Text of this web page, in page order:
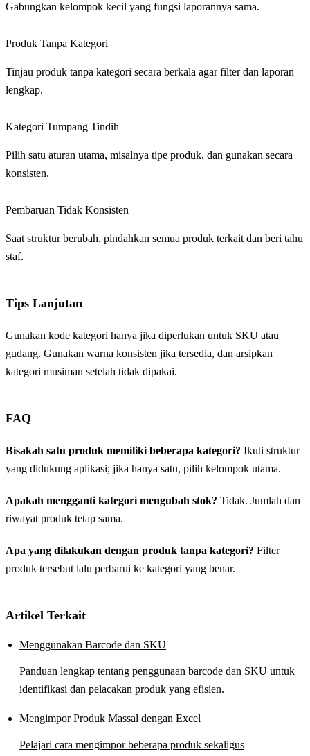
Gabungkan kelompok kecil yang fungsi laporannya sama.
Produk Tanpa Kategori
Tinjau produk tanpa kategori secara berkala agar filter dan laporan
lengkap.
Kategori Tumpang Tindih
Pilih satu aturan utama, misalnya tipe produk, dan gunakan secara
konsisten.
Pembaruan Tidak Konsisten
Saat struktur berubah, pindahkan semua produk terkait dan beri tahu
staf.
Tips Lanjutan
Gunakan kode kategori hanya jika diperlukan untuk SKU atau
gudang. Gunakan warna konsisten jika tersedia, dan arsipkan
kategori musiman setelah tidak dipakai.
FAQ
Bisakah satu produk memiliki beberapa kategori? Ikuti struktur
yang didukung aplikasi; jika hanya satu, pilih kelompok utama.
Apakah mengganti kategori mengubah stok? Tidak. Jumlah dan
riwayat produk tetap sama.
Apa yang dilakukan dengan produk tanpa kategori? Filter
produk tersebut lalu perbarui ke kategori yang benar.
Artikel Terkait
Menggunakan Barcode dan SKU
Panduan lengkap tentang penggunaan barcode dan SKU untuk
identifikasi dan pelacakan produk yang efisien.
Mengimpor Produk Massal dengan Excel
Pelajari cara mengimpor beberapa produk sekaligus